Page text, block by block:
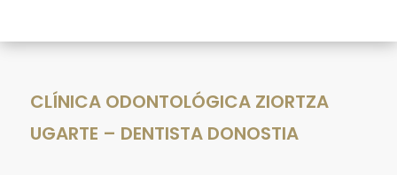
CLÍNICA ODONTOLÓGICA ZIORTZA
UGARTE – DENTISTA DONOSTIA